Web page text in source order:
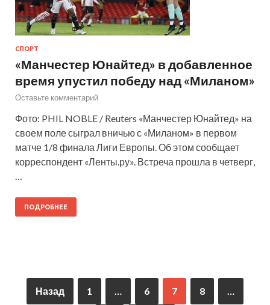
СПОРТ
«Манчестер Юнайтед» в добавленное
время упустил победу над «Миланом»
Оставьте комментарий
Фото: PHIL NOBLE / Reuters «Манчестер Юнайтед» на
своем поле сыграл вничью с «Миланом» в первом
матче 1/8 финала Лиги Европы. Об этом сообщает
корреспондент «Ленты.ру». Встреча прошла в четверг,
…
ПОДРОБНЕЕ
Назад 1 … 6 7 8 …